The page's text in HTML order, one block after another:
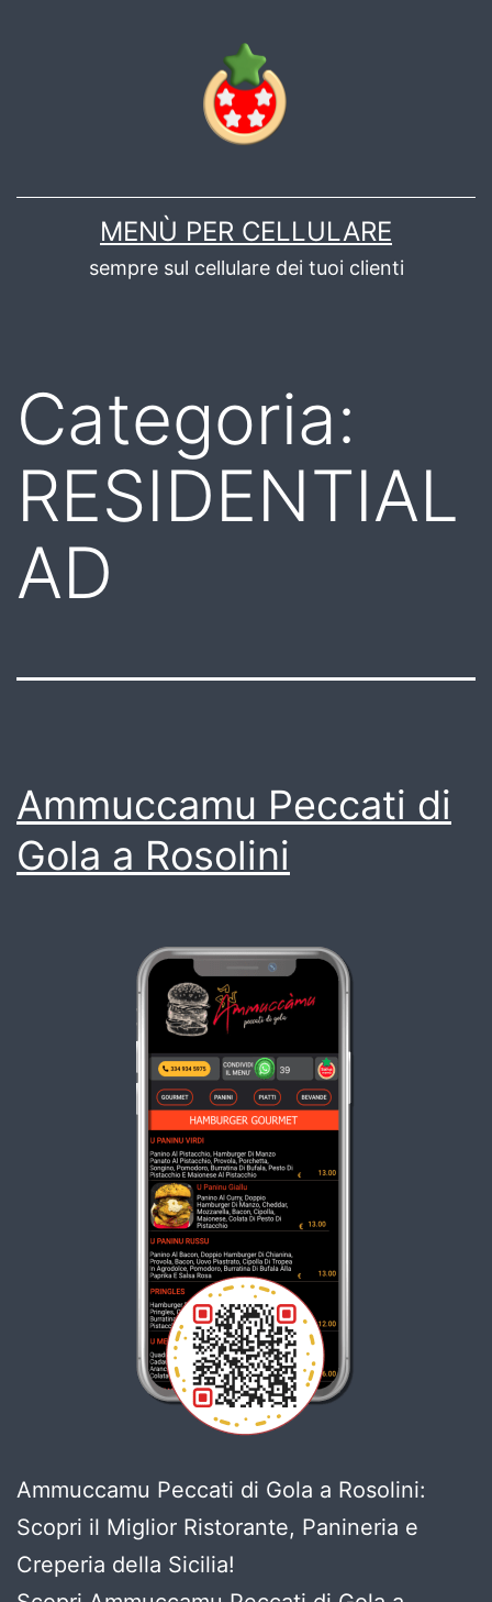
MENÙ PER CELLULARE
sempre sul cellulare dei tuoi clienti
Categoria:
RESIDENTIAL
AD
Ammuccamu Peccati di
Gola a Rosolini
Ammuccamu Peccati di Gola a Rosolini:
Scopri il Miglior Ristorante, Panineria e
Creperia della Sicilia!